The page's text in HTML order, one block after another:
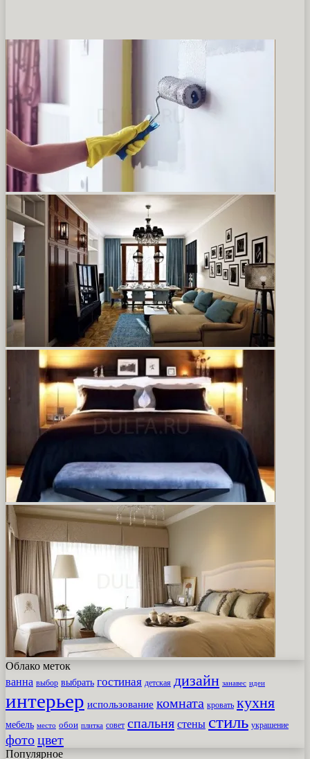
Облако меток
ванна выбор выбрать гостиная детская дизайн занавес идеи
интерьер использование комната кровать кухня
мебель место обои плитка совет спальня стены стиль украшение
фотоцвет
Популярное